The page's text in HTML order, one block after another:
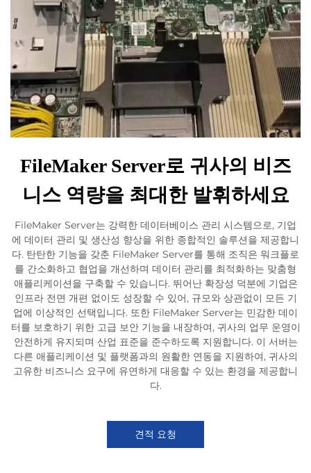
FileMaker Server로 귀사의 비즈
니스 역량을 최대한 발휘하세요
FileMaker Server는 강력한 데이터베이스 관리 시스템으로, 기업
에 데이터 관리 및 생산성 향상을 위한 종합적인 솔루션을 제공합니
다. 탄탄한 기능을 갖춘 FileMaker Server를 통해 조직은 워크플로
를 간소화하고 협업을 개선하며 데이터 관리를 최적화하는 맞춤형
애플리케이션을 구축할 수 있습니다. 뛰어난 확장성 덕분에 기업은
인프라 전면 개편 없이도 성장할 수 있어, 규모와 상관없이 모든 기
업에 이상적인 선택입니다. 또한 FileMaker Server는 민감한 데이
터를 보호하기 위한 고급 보안 기능을 내장하여, 귀사의 업무 운영이
안전하게 유지되며 산업 표준을 준수하도록 지원합니다. 이 서버는
다른 애플리케이션 및 플랫폼과의 원활한 연동을 지원하여, 귀사의
고유한 비즈니스 요구에 유연하게 대응할 수 있는 환경을 제공합니
다.
견적 요청